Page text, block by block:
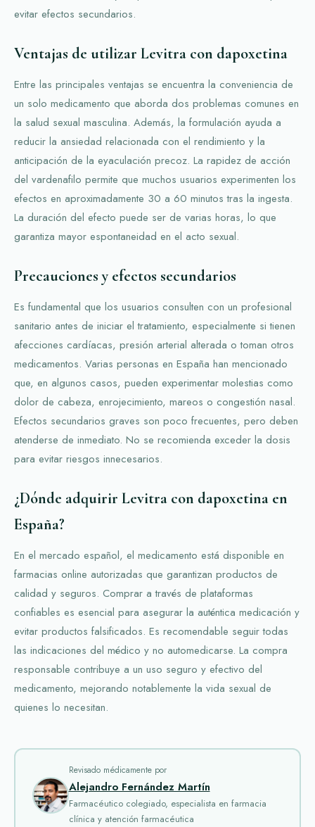
evitar efectos secundarios.
Ventajas de utilizar Levitra con dapoxetina
Entre las principales ventajas se encuentra la conveniencia de
un solo medicamento que aborda dos problemas comunes en
la salud sexual masculina. Además, la formulación ayuda a
reducir la ansiedad relacionada con el rendimiento y la
anticipación de la eyaculación precoz. La rapidez de acción
del vardenafilo permite que muchos usuarios experimenten los
efectos en aproximadamente 30 a 60 minutos tras la ingesta.
La duración del efecto puede ser de varias horas, lo que
garantiza mayor espontaneidad en el acto sexual.
Precauciones y efectos secundarios
Es fundamental que los usuarios consulten con un profesional
sanitario antes de iniciar el tratamiento, especialmente si tienen
afecciones cardíacas, presión arterial alterada o toman otros
medicamentos. Varias personas en España han mencionado
que, en algunos casos, pueden experimentar molestias como
dolor de cabeza, enrojecimiento, mareos o congestión nasal.
Efectos secundarios graves son poco frecuentes, pero deben
atenderse de inmediato. No se recomienda exceder la dosis
para evitar riesgos innecesarios.
¿Dónde adquirir Levitra con dapoxetina en
España?
En el mercado español, el medicamento está disponible en
farmacias online autorizadas que garantizan productos de
calidad y seguros. Comprar a través de plataformas
confiables es esencial para asegurar la auténtica medicación y
evitar productos falsificados. Es recomendable seguir todas
las indicaciones del médico y no automedicarse. La compra
responsable contribuye a un uso seguro y efectivo del
medicamento, mejorando notablemente la vida sexual de
quienes lo necesitan.
Revisado médicamente por
Alejandro Fernández Martín
Farmacéutico colegiado, especialista en farmacia
clínica y atención farmacéutica